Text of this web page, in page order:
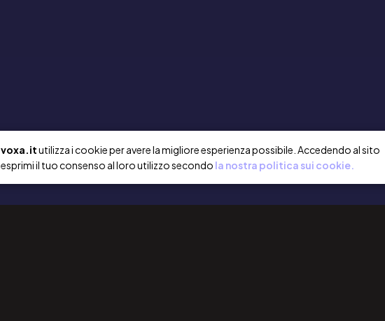
voxa.itutilizza i cookie per avere la migliore esperienza possibile. Accedendo al sito
esprimi il tuo consenso al loro utilizzo secondo la nostra politica sui cookie.